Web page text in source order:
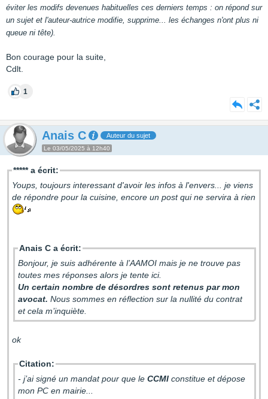
éviter les modifs devenues habituelles ces derniers temps : on répond sur
un sujet et l'auteur-autrice modifie, supprime... les échanges n'ont plus ni
queue ni tête).
Bon courage pour la suite,
Cdlt.
1
Anais C Auteur du sujet
Le 03/05/2025 à 12h40
***** a écrit:
Youps, toujours interessant d'avoir les infos à l'envers... je viens
de répondre pour la cuisine, encore un post qui ne servira à rien
Anais C a écrit:
Bonjour, je suis adhérente à l’AAMOI mais je ne trouve pas
toutes mes réponses alors je tente ici.
Un certain nombre de désordres sont retenus par mon
avocat. Nous sommes en réflection sur la nullité du contrat
et cela m’inquiète.
ok
Citation:
- j’ai signé un mandat pour que le CCMI constitue et dépose
mon PC en mairie...